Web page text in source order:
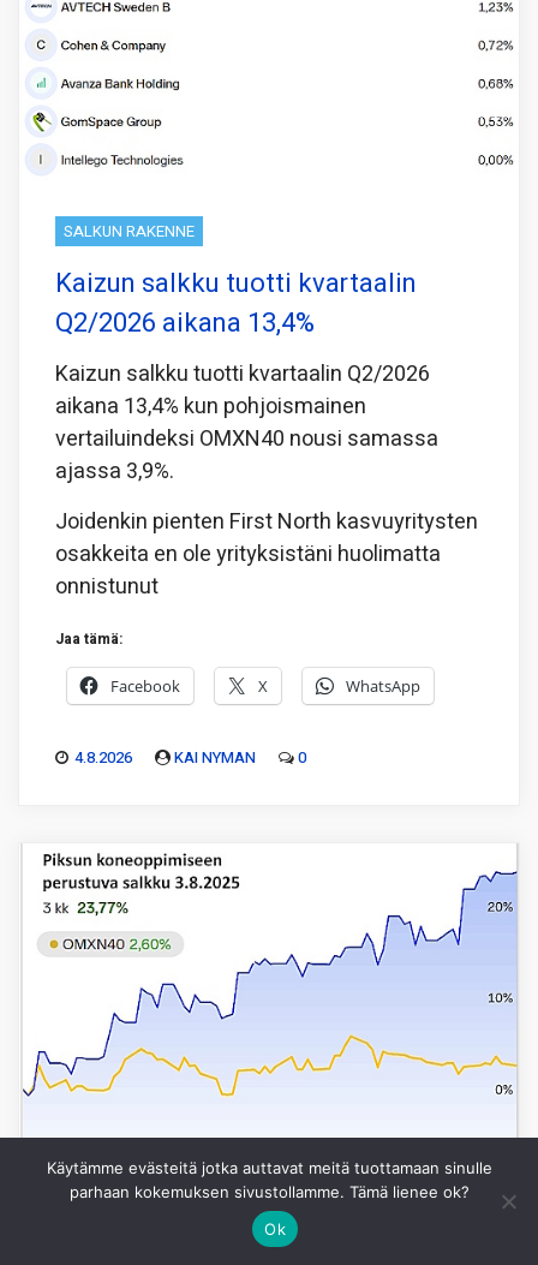
SALKUN RAKENNE
Kaizun salkku tuotti kvartaalin
Q2/2026 aikana 13,4%
Kaizun salkku tuotti kvartaalin Q2/2026
aikana 13,4% kun pohjoismainen
vertailuindeksi OMXN40 nousi samassa
ajassa 3,9%.
Joidenkin pienten First North kasvuyritysten
osakkeita en ole yrityksistäni huolimatta
onnistunut
Jaa tämä:
Facebook X WhatsApp
4.8.2026 KAI NYMAN 0
Käytämme evästeitä jotka auttavat meitä tuottamaan sinulle
parhaan kokemuksen sivustollamme. Tämä lienee ok?
Ok